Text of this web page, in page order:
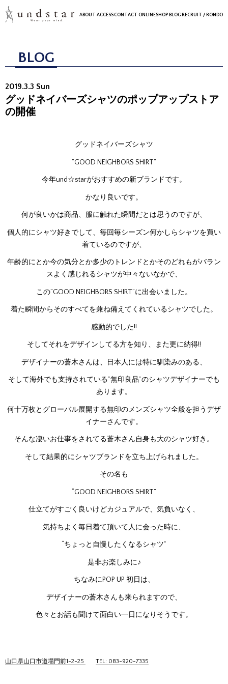
ABOUT ACCESSCONTACT ONLINESHOP BLOG RECRUIT / RONDO
BLOG
2019.3.3 Sun
グッドネイバーズシャツのポップアップストア
の開催
グッドネイバーズシャツ
”GOOD NEIGHBORS SHIRT”
今年und☆starがおすすめの新ブランドです。
かなり良いです。
何が良いかは商品、服に触れた瞬間だとは思うのですが、
個人的にシャツ好きでして、毎回毎シーズン何かしらシャツを買い
着ているのですが、
年齢的にとか今の気分とか多少のトレンドとかそのどれもがバラン
スよく感じれるシャツが中々ないなかで、
この”GOOD NEIGHBORS SHIRT”に出会いました。
着た瞬間からそのすべてを兼ね備えてくれているシャツでした。
感動的でした!!
そしてそれをデザインしてる方を知り、また更に納得!!
デザイナーの蒼木さんは、日本人には特に馴染みのある、
そして海外でも支持されている”無印良品”のシャツデザイナーでも
あります。
何十万枚とグローバル展開する無印のメンズシャツ全般を担うデザ
イナーさんです。
そんな凄いお仕事をされてる蒼木さん自身も大のシャツ好き。
そして結果的にシャツブランドを立ち上げられました。
その名も
“GOOD NEIGHBORS SHIRT”
仕立てがすごく良いけどカジュアルで、気負いなく、
気持ちよく毎日着て頂いて人に会った時に、
“ちょっと自慢したくなるシャツ”
是非お楽しみに♪
ちなみにPOP UP 初日は、
デザイナーの蒼木さんも来られますので、
色々とお話も聞けて面白い一日になりそうです。
山口県山口市道場門前1-2-25 TEL: 083-920-7335